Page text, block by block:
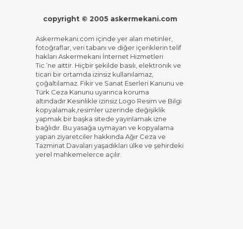
copyright © 2005 askermekani.com
Askermekani.com içinde yer alan metinler,
fotoğraflar, veri tabanı ve diğer içeriklerin telif
hakları Askermekani İnternet Hizmetleri
Tic.’ne aittir. Hiçbir şekilde basılı, elektronik ve
ticari bir ortamda izinsiz kullanılamaz,
çoğaltılamaz. Fikir ve Sanat Eserleri Kanunu ve
Türk Ceza Kanunu uyarınca koruma
altındadır.Kesinlikle izinsiz Logo Resim ve Bilgi
kopyalamak,resimler üzerinde değişiklik
yapmak bir başka sitede yayınlamak izne
bağlıdır. Bu yasağa uymayan ve kopyalama
yapan ziyaretciler hakkında Ağır Ceza ve
Tazminat Davaları yaşadıkları ülke ve şehirdeki
yerel mahkemelerce açılır.